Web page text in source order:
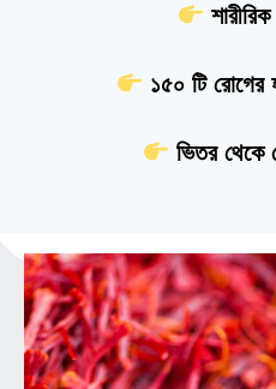
১৫০ টি রোগের
ভিতর থেকে